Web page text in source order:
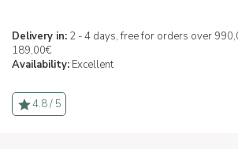
Delivery in: 2 - 4 days, free for orders over
189,00€
Availability: Excellent
4.8 / 5